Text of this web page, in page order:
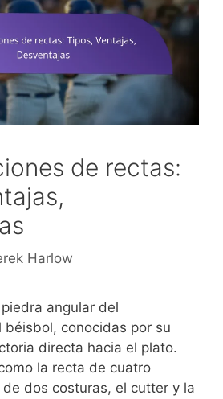
de rectas:
Harlow
angular del
béisbol, conocidas por su
directa hacia el plato.
la recta de cuatro
dos costuras, el cutter y la